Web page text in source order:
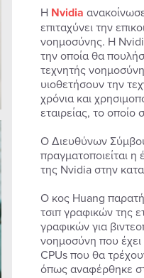
Η Nvidia
επιταχύνει την
νοημοσύνης. Η
την οποία θα
τεχνητής
υιοθετήσουν την
χρόνια και
εταιρείας, το
Ο Διευθύνων
πραγματοποιείται
της Nvidia στην
Ο κος Huang
τσιπ γραφικών της
γραφικών για
νοημοσύνη που έχει
CPUs που θα
όπως αναφέρθηκε